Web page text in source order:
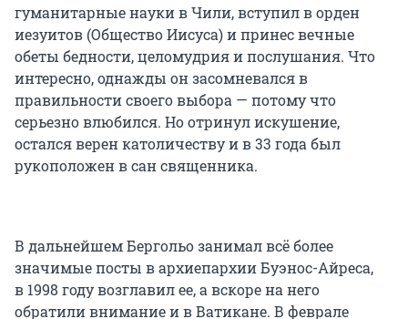
гуманитарные науки в Чили, вступил в орден
иезуитов (Общество Иисуса) и принес вечные
обеты бедности, целомудрия и послушания. Что
интересно, однажды он засомневался в
правильности своего выбора — потому что
серьезно влюбился. Но отринул искушение,
остался верен католичеству ив 33 года был
рукоположен в сан священника.
В дальнейшем Бергольо занимал всё более
значимые посты в архиепархии Буэнос-Айреса,
в 1998 годувозглавил ее, а вскоре на него
обратили внимание и в Ватикане. В феврале